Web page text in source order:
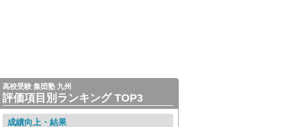
高校受験 集団塾 九州
評価項目別ランキング TOP3
成績向上・結果